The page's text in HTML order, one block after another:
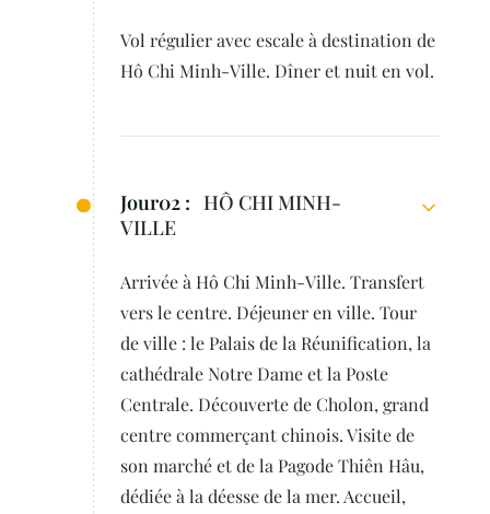
Vol régulier avec escale à destination de
Hô Chi Minh-Ville. Dîner et nuit en vol.
Jour02 : HÔ CHI MINH-
VILLE
Arrivée à Hô Chi Minh-Ville. Transfert
vers le centre. Déjeuner en ville. Tour
de ville : le Palais de la Réunification, la
cathédrale Notre Dame et la Poste
Centrale. Découverte de Cholon, grand
centre commerçant chinois. Visite de
son marché et de la Pagode Thiên Hâu,
dédiée à la déesse de la mer. Accueil,